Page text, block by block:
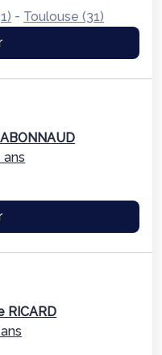
- Toulouse (31)
ans
RICARD